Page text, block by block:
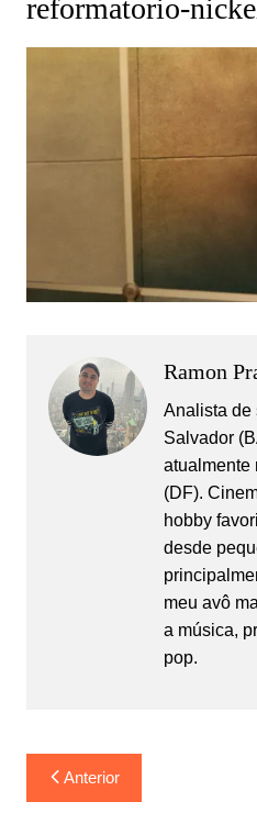
reformatorio-
Ramon
Analista de
Salvador
atualmente
(DF).
hobby
desde
meu avô
a música,
pop.
Navegação
de
Anterior